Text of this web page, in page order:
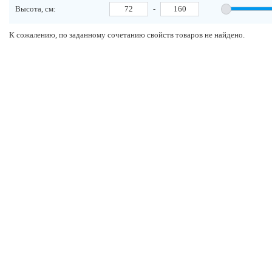
Высота, см:
-
К сожалению, по заданному сочетанию свойств товаров не найдено.